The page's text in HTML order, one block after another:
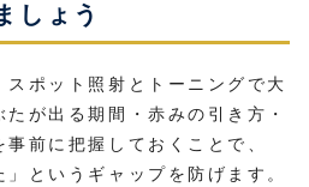
しょう
ポット照射とトーニングで大
が出る期間・赤みの引き方・
前に把握しておくことで、
というギャップを防げます。